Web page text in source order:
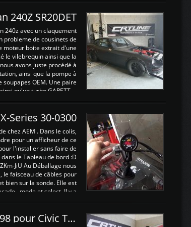
240Z SR20DET
240z avec un claquement
probleme de cousinets de
moteur boite extrait d'une
le vilebrequin ainsi que la
avons juste procédé à
ainsi que la pompe à
soupapes OEM. Une paire
qu'un turbo GARETT ...
Series 30-0300
chez AEM . Dans le colis,
pour un afficheur de ce
l'installer sans faire de
le Tableau de bord :D
JiU Au Déballage nous
faisceau de câbles pour
bien sur la sonde. Elle est
, mode et select. Il y a
Reprogrammations E85 et SP98 pour Civic Type R FN2